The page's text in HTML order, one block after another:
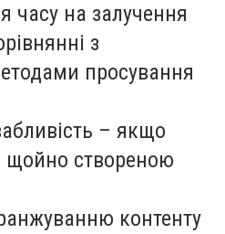
часу на залучення
з
просування
– якщо
щойно створеною
контенту